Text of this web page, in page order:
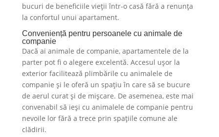
bucuri de beneficiile vieții într-o casă fără a renunța
la confortul unui apartament.
Conveniență pentru persoanele cu animale de
companie
Dacă ai animale de companie, apartamentele de la
parter pot fi o alegere excelentă. Accesul ușor la
exterior facilitează plimbările cu animalele de
companie și le oferă un spațiu în care să se bucure
de aerul curat și de mișcare. De asemenea, este mai
convenabil să ieși cu animalele de companie pentru
nevoile lor fără a trece prin spațiile comune ale
clădirii.